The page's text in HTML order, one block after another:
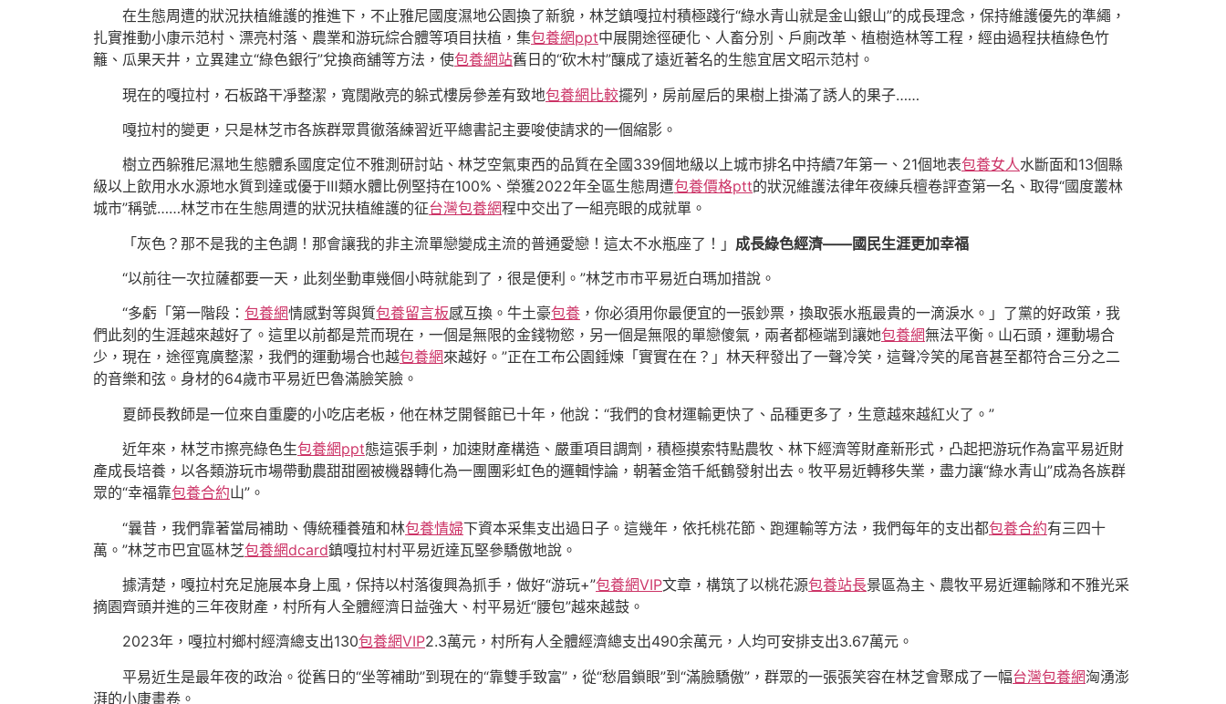
在生態周遭的狀況扶植維護的推進下，不止雅尼國度濕地公園換了新貌，林芝鎮嘎拉村積極踐行“綠水青山就是金山銀山”的成長理念，保持維護優先的準繩，
扎實推動小康示范村、漂亮村落、農業和游玩綜合體等項目扶植，集包養網ppt中展開途徑硬化、人畜分別、戶廁改革、植樹造林等工程，經由過程扶植綠色竹
籬、瓜果天井，立異建立“綠色銀行”兌換商舖等方法，使包養網站舊日的“砍木村”釀成了遠近著名的生態宜居文昭示范村。
現在的嘎拉村，石板路干凈整潔，寬闊敞亮的躲式樓房參差有致地包養網比較擺列，房前屋后的果樹上掛滿了誘人的果子……
嘎拉村的變更，只是林芝市各族群眾貫徹落練習近平總書記主要唆使請求的一個縮影。
樹立西躲雅尼濕地生態體系國度定位不雅測研討站、林芝空氣東西的品質在全國339個地級以上城市排名中持續7年第一、21個地表包養女人水斷面和13個縣
級以上飲用水水源地水質到達或優于Ⅲ類水體比例堅持在100%、榮獲2022年全區生態周遭包養價格ptt的狀況維護法律年夜練兵檀卷評查第一名、取得“國度叢林
城市”稱號……林芝市在生態周遭的狀況扶植維護的征台灣包養網程中交出了一組亮眼的成就單。
「灰色？那不是我的主色調！那會讓我的非主流單戀變成主流的普通愛戀！這太不水瓶座了！」 成長綠色經濟——國民生涯更加幸福
“以前往一次拉薩都要一天，此刻坐動車幾個小時就能到了，很是便利。”林芝市市平易近白瑪加措說。
“多虧「第一階段： 包養網情感對等與質包養留言板感互換。牛土豪包養 ，你必須用你最便宜的一張鈔票，換取張水瓶最貴的一滴淚水。」了黨的好政策，我
們此刻的生涯越來越好了。這里以前都是荒而現在，一個是無限的金錢物慾，另一個是無限的單戀傻氣，兩者都極端到讓她包養網無法平衡。山石頭，運動場合
少，現在，途徑寬廣整潔，我們的運動場合也越包養網來越好。”正在工布公園錘煉「實實在在？」林天秤發出了一聲冷笑，這聲冷笑的尾音甚至都符合三分之二
的音樂和弦。身材的64歲市平易近巴魯滿臉笑臉。
夏師長教師是一位來自重慶的小吃店老板，他在林芝開餐館已十年，他說：“我們的食材運輸更快了、品種更多了，生意越來越紅火了。”
近年來，林芝市擦亮綠色生包養網ppt態這張手刺，加速財產構造、嚴重項目調劑，積極摸索特點農牧、林下經濟等財產新形式，凸起把游玩作為富平易近財
產成長培養，以各類游玩市場帶動農甜甜圈被機器轉化為一團團彩虹色的邏輯悖論，朝著金箔千紙鶴發射出去。牧平易近轉移失業，盡力讓“綠水青山”成為各族群
眾的“幸福靠包養合約山”。
“曩昔，我們靠著當局補助、傳統種養殖和林包養情婦下資本采集支出過日子。這幾年，依托桃花節、跑運輸等方法，我們每年的支出都包養合約有三四十
萬。”林芝市巴宜區林芝包養網dcard鎮嘎拉村村平易近達瓦堅參驕傲地說。
據清楚，嘎拉村充足施展本身上風，保持以村落復興為抓手，做好“游玩+”包養網VIP文章，構筑了以桃花源包養站長景區為主、農牧平易近運輸隊和不雅光采
摘園齊頭并進的三年夜財產，村所有人全體經濟日益強大、村平易近“腰包”越來越鼓。
2023年，嘎拉村鄉村經濟總支出130包養網VIP2.3萬元，村所有人全體經濟總支出490余萬元，人均可安排支出3.67萬元。
平易近生是最年夜的政治。從舊日的“坐等補助”到現在的“靠雙手致富”，從“愁眉鎖眼”到“滿臉驕傲”，群眾的一張張笑容在林芝會聚成了一幅台灣包養網洶湧澎
湃的小康畫卷。